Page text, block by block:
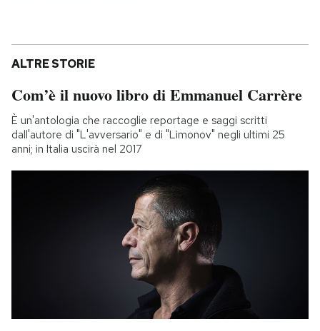
ALTRE STORIE
Com’è il nuovo libro di Emmanuel Carrère
È un'antologia che raccoglie reportage e saggi scritti
dall'autore di "L'avversario" e di "Limonov" negli ultimi 25
anni; in Italia uscirà nel 2017